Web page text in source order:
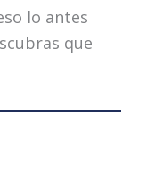
lo antes
que